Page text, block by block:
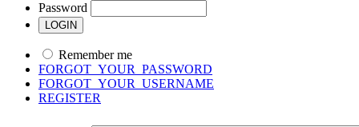
Password
Remember me
FORGOT_YOUR_PASSWORD
FORGOT_YOUR_USERNAME
REGISTER